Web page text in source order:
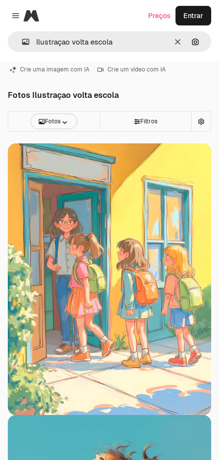
Close menu
Magnific
Limpar
Preços Entrar
Crie uma imagem com IA Crie um vídeo com IA
Fotos Ilustraçao volta escola
Fotos Filtros